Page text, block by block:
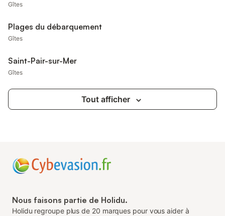
Gîtes
Plages du débarquement
Gîtes
Saint-Pair-sur-Mer
Gîtes
Tout afficher
Nous faisons partie de Holidu.
Holidu regroupe plus de 20 marques pour vous aider à